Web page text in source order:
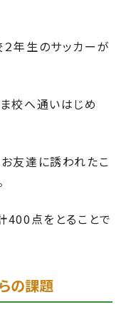
年生のサッカーが
校へ通いはじめ
友達に誘われたこ
400点をとることで
の課題